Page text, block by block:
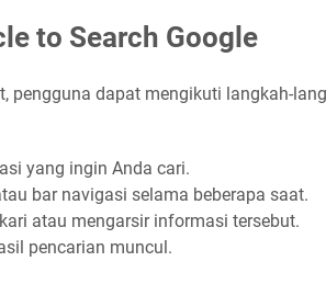
to Search Google
pengguna dapat mengikuti langkah-
yang ingin Anda cari.
bar navigasi selama beberapa saat.
atau mengarsir informasi tersebut.
pencarian muncul.